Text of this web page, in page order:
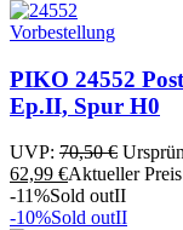
Vorbestellung
PIKO 24552
Ep.II, Spur H0
UVP: 70,50€
62,99 €Aktueller
-11%Sold outII
-10%Sold outII